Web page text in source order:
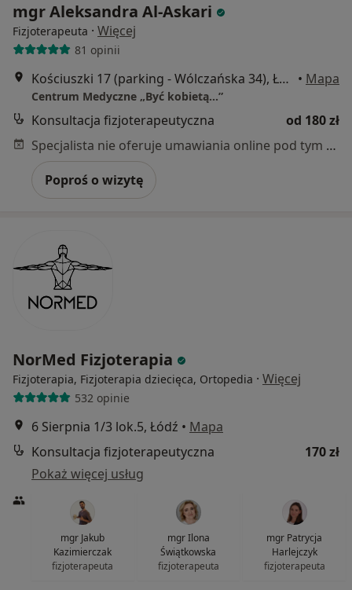
mgr Aleksandra Al-Askari
Fizjoterapeuta · Więcej
81 opinii
Kościuszki 17 (parking - Wólczańska 34), Łódź • Mapa
Centrum Medyczne „Być kobietą…”
Konsultacja fizjoterapeutyczna
od 180 zł
Specjalista nie oferuje umawiania online pod tym adresem.
Poproś o wizytę
NorMed Fizjoterapia
Fizjoterapia, Fizjoterapia dziecięca, Ortopedia · Więcej
532 opinie
6 Sierpnia 1/3 lok.5, Łódź • Mapa
Konsultacja fizjoterapeutyczna
170 zł
Pokaż więcej usług
mgr Jakub
Kazimierczak
fizjoterapeuta
mgr Ilona
Świątkowska
fizjoterapeuta
mgr Patrycja
Harlejczyk
fizjoterapeuta